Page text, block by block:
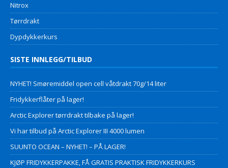
Nitrox
Tørrdrakt
Dypdykkerkurs
SISTE INNLEGG/TILBUD
NYHET! Smøremiddel open cell våtdrakt 70g/14 liter
Fridykkerflåter på lager!
Arctic Explorer tørrdrakt tilbake på lager!
Vi har tilbud på Arctic Explorer III 4000 lumen
SUUNTO OCEAN – NYHET! – PÅ LAGER!
KJØP FRIDYKKERPAKKE, FÅ GRATIS PRAKTISK FRIDYKKERKURS